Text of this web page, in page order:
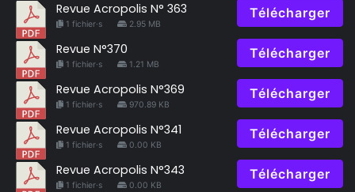
Revue Acropolis N° 363
1 fichier·s 2.95 MB
Télécharger
Revue N°370
1 fichier·s 1.21 MB
Télécharger
Revue Acropolis N°369
1 fichier·s 970.89 KB
Télécharger
Revue Acropolis N°341
1 fichier·s 0.00 KB
Télécharger
Revue Acropolis N°343
1 fichier·s 0.00 KB
Télécharger